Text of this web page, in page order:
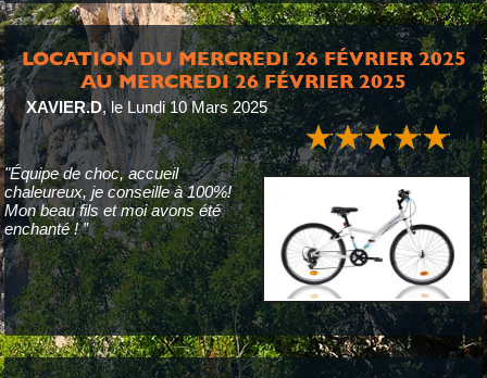
LOCATION DU MERCREDI 26 FÉVRIER 2025
AU MERCREDI 26 FÉVRIER 2025
XAVIER.D,le Lundi 10 Mars 2025
"Équipe de choc, accueil
chaleureux, je conseille à 100%!
Mon beau fils et moi avons été
enchanté ! ”